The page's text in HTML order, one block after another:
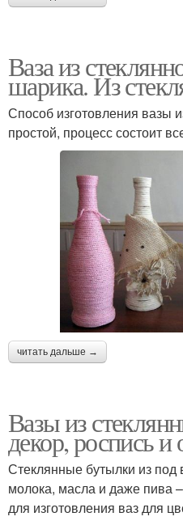
Ваза из
шарика. Из
Способ изготовления вазы
простой, процесс состоит
читать дальше →
Вазы из
декор, роспись и
Стеклянные бутылки из под
молока, масла и даже пива
для изготовления ваз для